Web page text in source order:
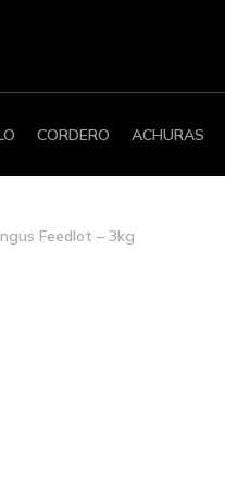
CORDERO ACHURAS
Feedlot – 3kg